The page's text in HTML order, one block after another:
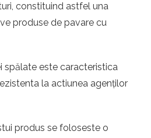
constituind astfel una
produse de pavare cu
spălate este caracteristica
la actiunea agenților
produs se foloseste o